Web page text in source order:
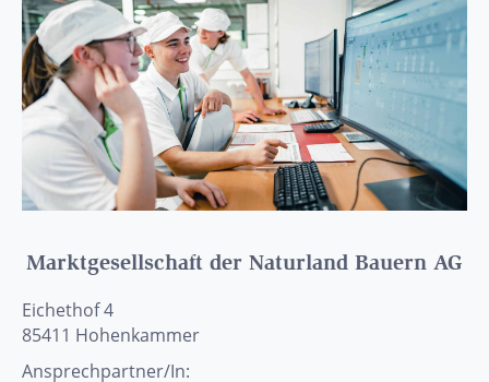
Marktgesellschaft der Naturland Bauern AG
Eichethof 4
85411 Hohenkammer
Ansprechpartner/In: